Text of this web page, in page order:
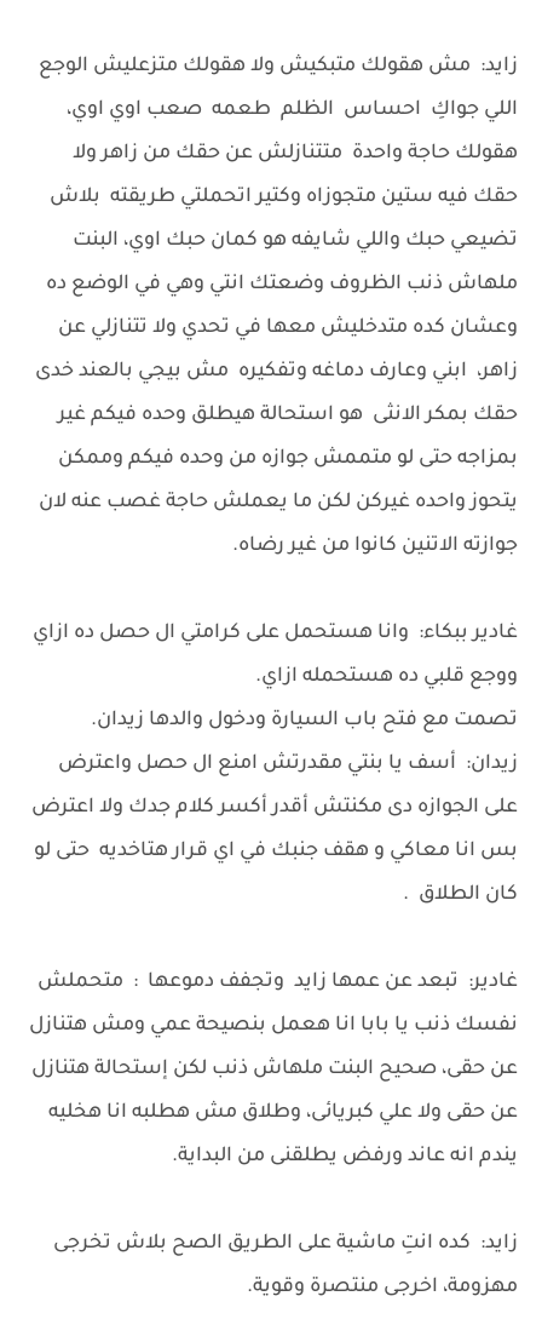
زايد: مش هقولك متبكيش ولا هقولك متزعليش الوجع
اللي جواكِ احساس الظلم طعمه صعب اوي اوي،
هقولك حاجة واحدة متتنازلش عن حقك من زاهر ولا
حقك فيه ستين متجوزاه وكتير اتحملتي طريقته بلاش
تضيعي حبك واللي شايفه هو كمان حبك اوي، البنت
ملهاش ذنب الظروف وضعتك انتي وهي في الوضع ده
وعشان كده متدخليش معها في تحدي ولا تتنازلي عن
زاهر، ابني وعارف دماغه وتفكيره مش بيجي بالعند خدى
حقك بمكر الانثى هو استحالة هيطلق وحده فيكم غير
بمزاجه حتى لو متممش جوازه من وحده فيكم وممكن
يتحوز واحده غيركن لكن ما يعملش حاجة غصب عنه لان
جوازته الاتنين كانوا من غير رضاه.
غادير ببكاء: وانا هستحمل على كرامتي ال حصل ده ازاي
ووجع قلبي ده هستحمله ازاي.
تصمت مع فتح باب السيارة ودخول والدها زيدان.
زيدان: أسف يا بنتي مقدرتش امنع ال حصل واعترض
على الجوازه دى مكنتش أقدر أكسر كلام جدك ولا اعترض
بس انا معاكي و هقف جنبك في اي قرار هتاخديه حتى لو
كان الطلاق .
غادير: تبعد عن عمها زايد وتجفف دموعها : متحملش
نفسك ذنب يا بابا انا هعمل بنصيحة عمي ومش هتنازل
عن حقى، صحيح البنت ملهاش ذنب لكن إستحالة هتنازل
عن حقى ولا علي كبريائى، وطلاق مش هطلبه انا هخليه
يندم انه عاند ورفض يطلقنى من البداية.
زايد: كده انتِ ماشية على الطريق الصح بلاش تخرجى
مهزومة، اخرجى منتصرة وقوية.